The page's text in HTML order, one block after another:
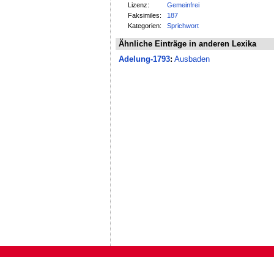
Lizenz:
Gemeinfrei
Faksimiles:
187
Kategorien:
Sprichwort
Ähnliche Einträge in anderen Lexika
Adelung-1793: Ausbaden